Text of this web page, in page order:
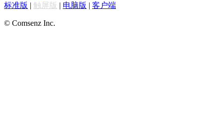
标准版 | 触屏版 | 电脑版 | 客户端
© Comsenz Inc.